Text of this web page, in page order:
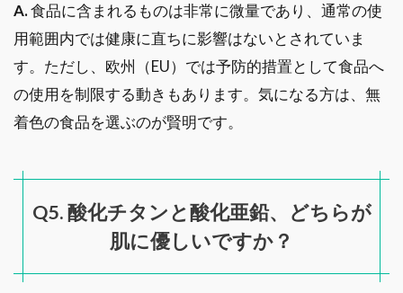
A.食品に含まれるものは非常に微量であり、通常の使
用範囲内では健康に直ちに影響はないとされていま
す。ただし、欧州（EU）では予防的措置として食品へ
の使用を制限する動きもあります。気になる方は、無
着色の食品を選ぶのが賢明です。
Q5. 酸化チタンと酸化亜鉛、どちらが
肌に優しいですか？